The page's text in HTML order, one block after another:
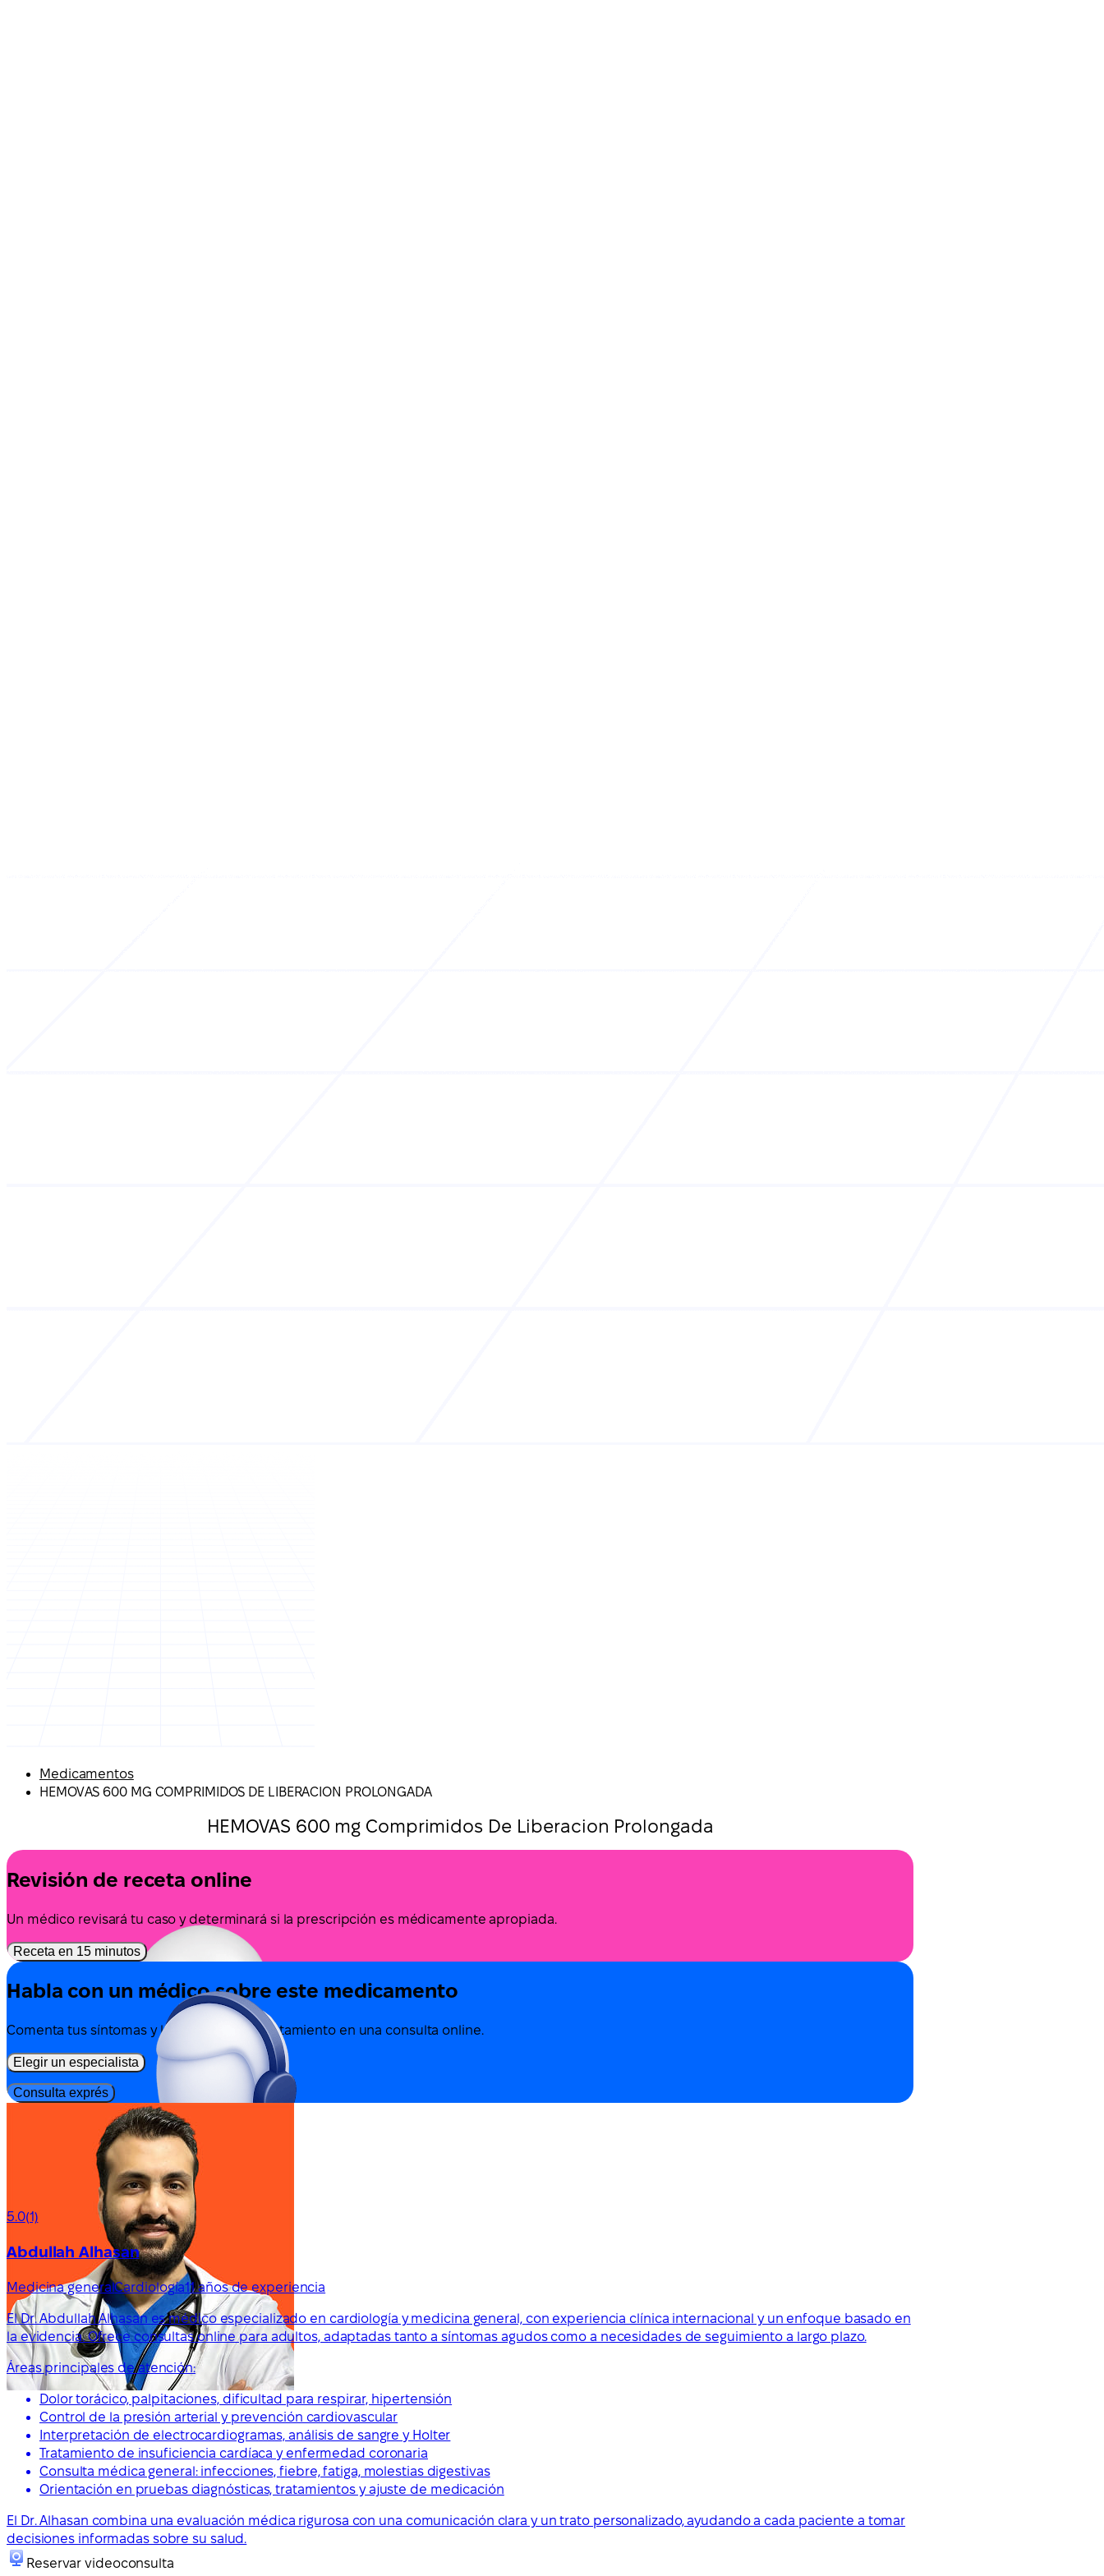
Medicamentos
HEMOVAS 600 MG COMPRIMIDOS DE LIBERACION PROLONGADA
HEMOVAS 600 mg Comprimidos De Liberacion Prolongada
Revisión de receta online
Un médico revisará tu caso y determinará si la prescripción es médicamente apropiada.
Receta en 15 minutos
Habla con un médico sobre este medicamento
Comenta tus síntomas y las opciones de tratamiento en una consulta online.
Elegir un especialista
Consulta exprés
5.0(1)
Abdullah Alhasan
Medicina generalCardiología11 años de experiencia
El Dr. Abdullah Alhasan es médico especializado en cardiología y medicina general, con experiencia clínica internacional y un enfoque basado en
la evidencia. Ofrece consultas online para adultos, adaptadas tanto a síntomas agudos como a necesidades de seguimiento a largo plazo.
Áreas principales de atención:
Dolor torácico, palpitaciones, dificultad para respirar, hipertensión
Control de la presión arterial y prevención cardiovascular
Interpretación de electrocardiogramas, análisis de sangre y Holter
Tratamiento de insuficiencia cardíaca y enfermedad coronaria
Consulta médica general: infecciones, fiebre, fatiga, molestias digestivas
Orientación en pruebas diagnósticas, tratamientos y ajuste de medicación
El Dr. Alhasan combina una evaluación médica rigurosa con una comunicación clara y un trato personalizado, ayudando a cada paciente a tomar
decisiones informadas sobre su salud.
Reservar videoconsulta